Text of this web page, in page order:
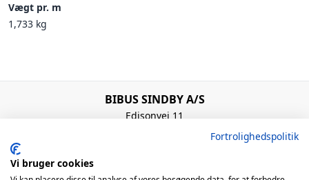
Vægt pr. m
1,733 kg
BIBUS SINDBY A/S
Edisonvej 11
Fortrolighedspolitik
Vi bruger cookies